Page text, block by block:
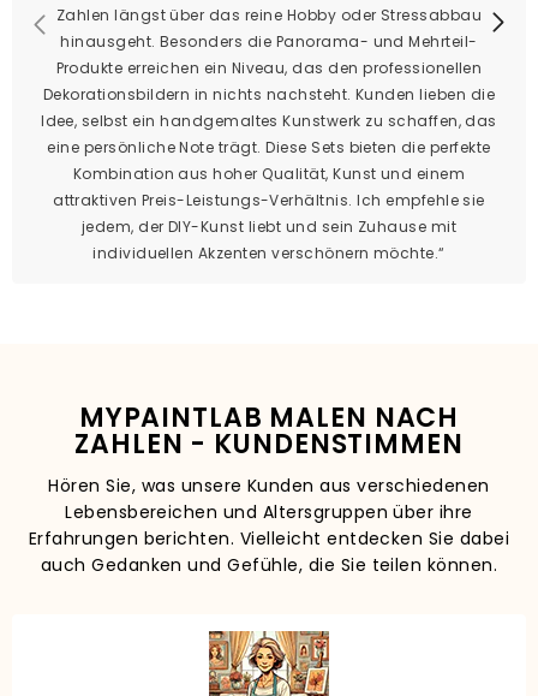
Zahlen längst über das reine Hobby oder Stressabbau
hinausgeht. Besonders die Panorama- und Mehrteil-
Produkte erreichen ein Niveau, das den professionellen
Dekorationsbildern in nichts nachsteht. Kunden lieben die
Idee, selbst ein handgemaltes Kunstwerk zu schaffen, das
eine persönliche Note trägt. Diese Sets bieten die perfekte
Kombination aus hoher Qualität, Kunst und einem
attraktiven Preis-Leistungs-Verhältnis. Ich empfehle sie
jedem, der DIY-Kunst liebt und sein Zuhause mit
individuellen Akzenten verschönern möchte.“
MYPAINTLAB MALEN NACH
ZAHLEN - KUNDENSTIMMEN
Hören Sie, was unsere Kunden aus verschiedenen
Lebensbereichen und Altersgruppen über ihre
Erfahrungen berichten. Vielleicht entdecken Sie dabei
auch Gedanken und Gefühle, die Sie teilen können.